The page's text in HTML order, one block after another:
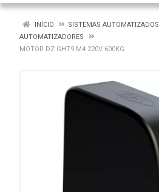
INÍCIO
SISTEMAS AUTOMATIZADOS
AUTOMATIZADORES
MOTOR DZ GHT9 M4 220V 600KG